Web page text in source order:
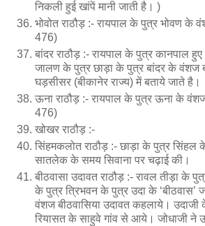
निकली हुई खांपें मानी जाती है। )
भोवोत राठौड़ :- रायपाल के पुत्र भोवण के
476)
बांदर राठौड़ :- रायपाल के पुत्र कानपाल
जालण के पुत्र छाड़ा के पुत्र बांदर के वंशज
घड़सीसर (बीकानेर राज्य) में बताये जाते है।
ऊना राठौड़ :- रायपाल के पुत्र ऊना के
476)
खोखर राठौड़ :-
सिंहमकलोत राठौड़ :- छाड़ा के पुत्र सिंहल
सातलेक के समय सिवाना पर चढ़ाई की।
बीठवासा उदावत राठौड़ :- रावल तीड़ा के
के पुत्र त्रिभवन के पुत्र उदा के ‘बीठवास’
वंशज बीठवासिया उदावत कहलाये। उदाजी
रियासत के साहुवे गांव से आये। जोधाजी ने